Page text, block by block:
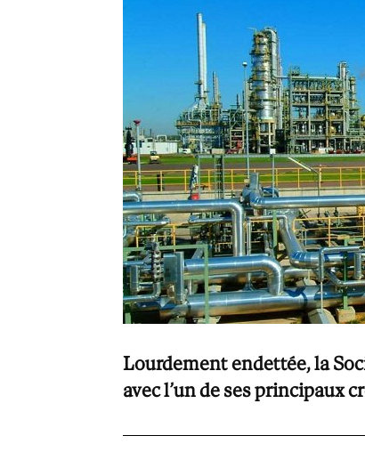
Lourdement endettée, la
avec l’un de ses principaux